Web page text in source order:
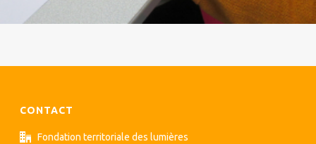
CONTACT
Fondation territoriale des lumières